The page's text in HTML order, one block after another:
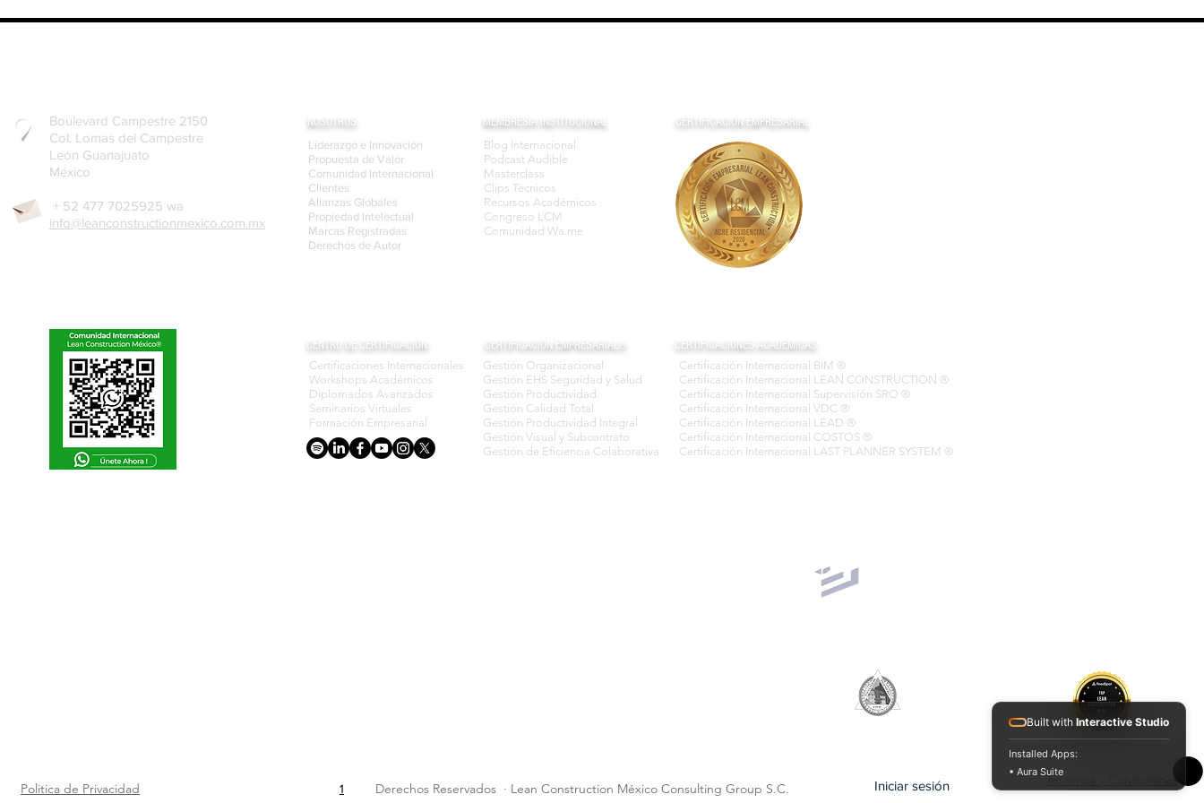
Hiperconectado
Boulevard Campestre 2150
Col. Lomas del Campestre
León Guanajuato
México
+ 52 477 7025925 wa
info@leanconstructionmexico.com.mx
NOSOTROS:
Líderazgo e Innovación
Propuesta de Valor
Comunidad Internacional
Clientes
Alianzas Globales
Propiedad Intelectual
Marcas Registradas
Derechos de Autor
MEMBRESIA INSTITUCIONAL
Blog Internacional
Podcast Audible
Masterclass
Clips Técnicos
Recursos Académicos
Congreso LCM
Comunidad Wa.me
CERTIFICACIÓN EMPRESARIAL
CENTRO DE CERTIFICACIÓN CERTIFICACIÓN EMPRESARIAL®
Certificaciones Internacionales
Workshops Académicos
Diplomados Avanzados
Seminarios Virtuales
Formación Empresarial
Gestión Organizacional
Gestión EHS Seguridad y Salud
Gestión Productividad
Gestión Calidad Total
Gestión Productividad Integral
Gestión Visual y Subcontrato
Gestión de Eficiencia Colaborativa
CERTIFICACIONES ACADÉMICAS
Certificación Internacional BIM ®
Certificación Internacional LEAN CONSTRUCTION ®
Certificación Internacional Supervisión SRO ®
Certificación Internacional VDC ®
Certificación Internacional LEAD ®
Certificación Internacional COSTOS ®
Certificación Internacional LAST PLANNER SYSTEM ®
Politica de Privacidad 1 Derechos Reservados · Lean Construction México Consulting Group S.C. Iniciar sesión Terminos y Condiciones
Built with Interactive Studio
Installed Apps:
• Aura Suite